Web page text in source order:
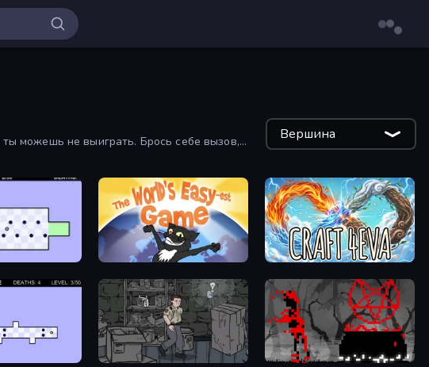
можешь не выиграть. Брось себе вызов,
Вершина
The World's Easyest Game Craft 4eva
Scarred Witchy Sacrifices